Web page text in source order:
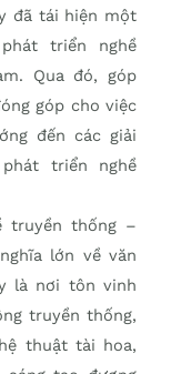
đã tái hiện một
triển nghề
Qua đó, góp
góp cho việc
đến các giải
triển nghề
truyền thống –
lớn về văn
là nơi tôn vinh
truyền thống,
thuật tài hoa,